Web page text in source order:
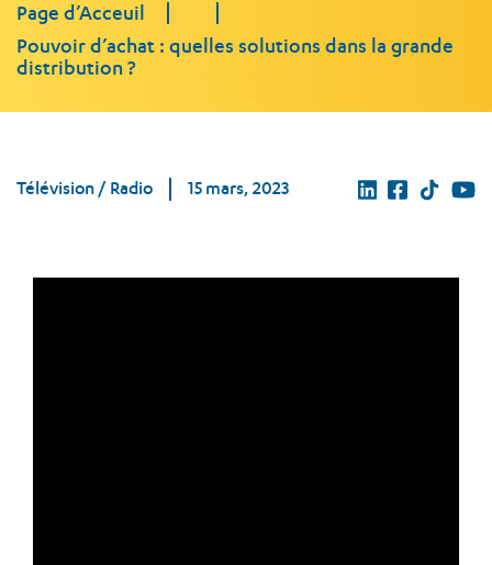
Page d’Acceuil
Pouvoir d’achat : quelles solutions dans la grande
distribution ?
Télévision / Radio 15 mars, 2023